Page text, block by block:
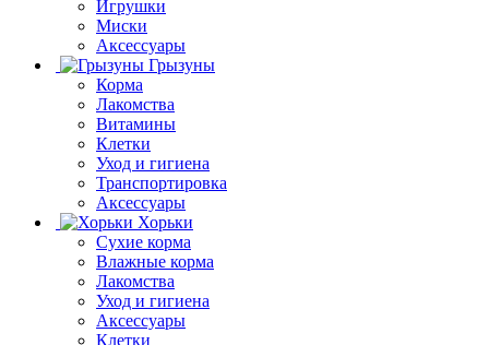
Игрушки
Миски
Аксессуары
Грызуны
Корма
Лакомства
Витамины
Клетки
Уход и гигиена
Транспортировка
Аксессуары
Хорьки
Сухие корма
Влажные корма
Лакомства
Уход и гигиена
Аксессуары
Клетки